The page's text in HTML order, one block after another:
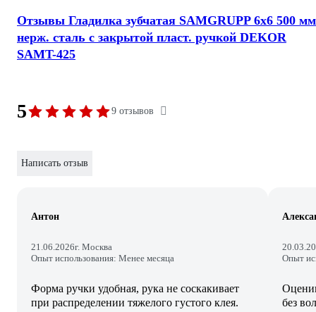
Отзывы Гладилка зубчатая SAMGRUPP 6х6 500 мм
нерж. сталь c закрытой пласт. ручкой DEKOR
SAMT-425
5 9 отзывов
Написать отзыв
Антон
21.06.2026г. Москва
Опыт использования: Менее месяца
Форма ручки удобная, рука не соскакивает
при распределении тяжелого густого клея.
Опыт
без